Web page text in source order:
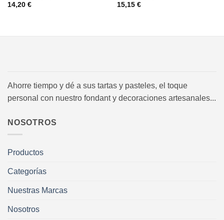
14,20 €
15,15 €
Ahorre tiempo y dé a sus tartas y pasteles, el toque
personal con nuestro fondant y decoraciones artesanales...
NOSOTROS
Productos
Categorías
Nuestras Marcas
Nosotros